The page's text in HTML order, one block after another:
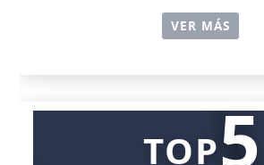
VER MÁS
TOP5